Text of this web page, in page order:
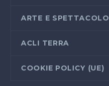
ARTE E SPETTACOLO
ACLI TERRA
COOKIE POLICY (UE)